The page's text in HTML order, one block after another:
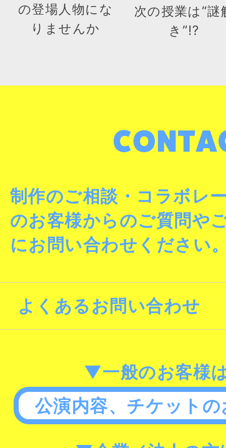
の登場人物にな
りませんか
次の授業は“謎
き”!?
制作のご相談・コラボレ
のお客様からのご質問や
にお問い合わせください
よくあるお問い合わせ
▼一般のお客様
公演内容、チケット